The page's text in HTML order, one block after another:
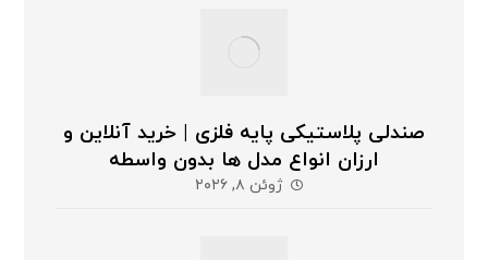
صندلی پلاستیکی پایه فلزی | خرید آنلاین و
ارزان انواع مدل ها بدون واسطه
ژوئن ۸, ۲۰۲۶